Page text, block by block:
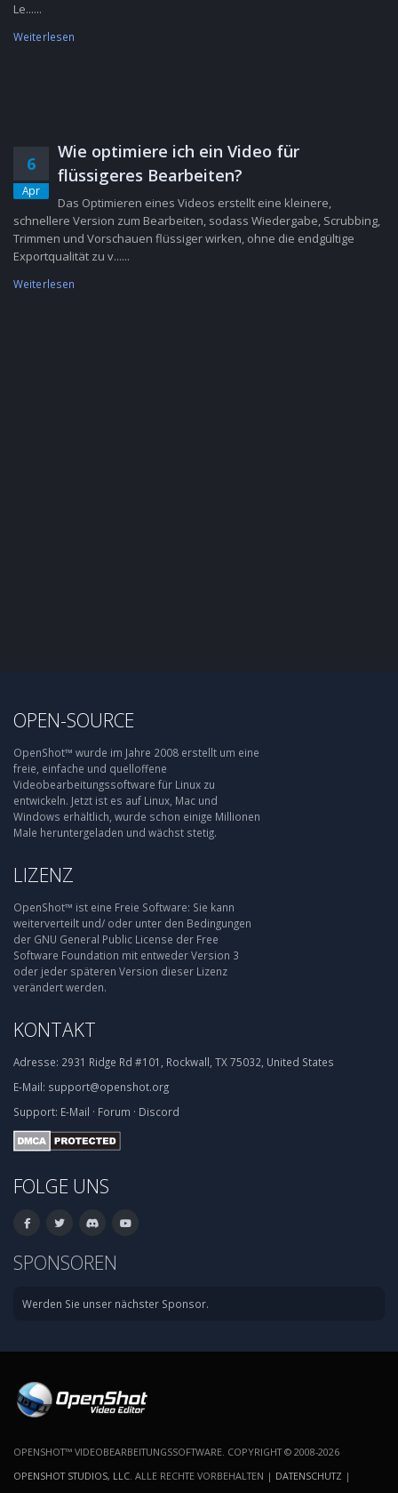
Le......
Weiterlesen
6
Apr
Wie optimiere ich ein Video für
flüssigeres Bearbeiten?
Das Optimieren eines Videos erstellt eine kleinere,
schnellere Version zum Bearbeiten, sodass Wiedergabe, Scrubbing,
Trimmen und Vorschauen flüssiger wirken, ohne die endgültige
Exportqualität zu v......
Weiterlesen
OPEN-SOURCE
OpenShot™ wurde im Jahre 2008 erstellt um eine
freie, einfache und quelloffene
Videobearbeitungssoftware für Linux zu
entwickeln. Jetzt ist es auf Linux, Mac und
Windows erhältlich, wurde schon einige Millionen
Male heruntergeladen und wächst stetig.
LIZENZ
OpenShot™ ist eine Freie Software: Sie kann
weiterverteilt und/ oder unter den Bedingungen
der GNU General Public License der Free
Software Foundation mit entweder Version 3
oder jeder späteren Version dieser Lizenz
verändert werden.
KONTAKT
Adresse: 2931 Ridge Rd #101, Rockwall, TX 75032, United States
E-Mail: support@openshot.org
Support: E-Mail · Forum · Discord
FOLGE UNS
SPONSOREN
Werden Sie unser nächster Sponsor.
OPENSHOT™ VIDEOBEARBEITUNGSSOFTWARE. COPYRIGHT © 2008-2026
OPENSHOT STUDIOS, LLC . ALLE RECHTE VORBEHALTEN | DATENSCHUTZ |